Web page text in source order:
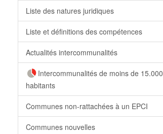
Liste des natures juridiques
Liste et définitions des compétences
Actualités intercommunalités
Intercommunalités de moins de 15.000
habitants
Communes non-rattachées à un EPCI
Communes nouvelles